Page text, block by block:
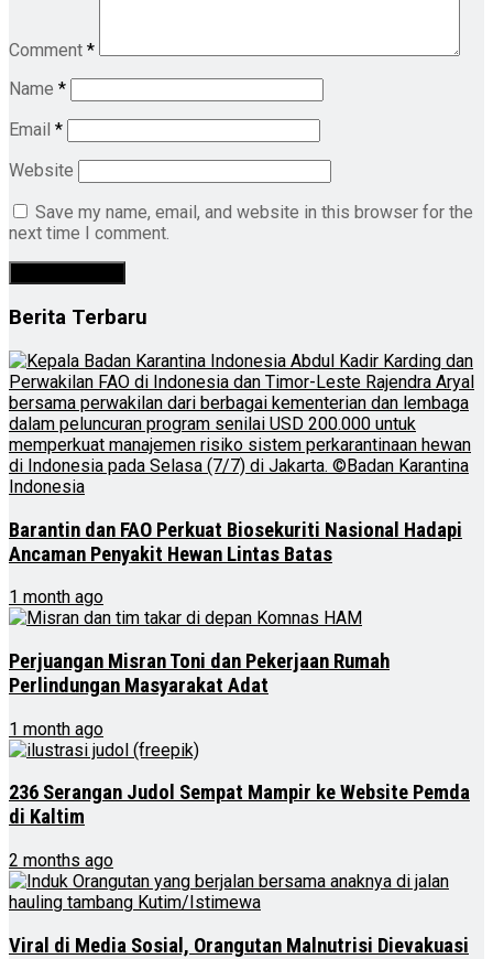
Comment *
Name *
Email *
Website
Save my name, email, and website in this browser for the
next time I comment.
Berita Terbaru
Barantin dan FAO Perkuat Biosekuriti Nasional Hadapi
Ancaman Penyakit Hewan Lintas Batas
1 month ago
Perjuangan Misran Toni dan Pekerjaan Rumah
Perlindungan Masyarakat Adat
1 month ago
236 Serangan Judol Sempat Mampir ke Website Pemda
di Kaltim
2 months ago
Viral di Media Sosial, Orangutan Malnutrisi Dievakuasi